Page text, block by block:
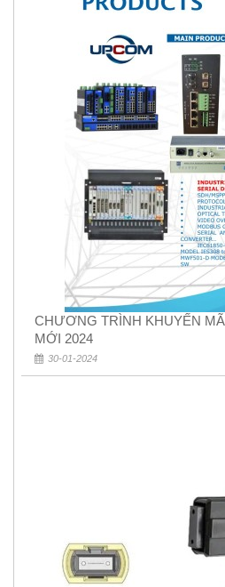
CHƯƠNG TRÌNH KHUYẾN
MỚI 2024
30-01-2024